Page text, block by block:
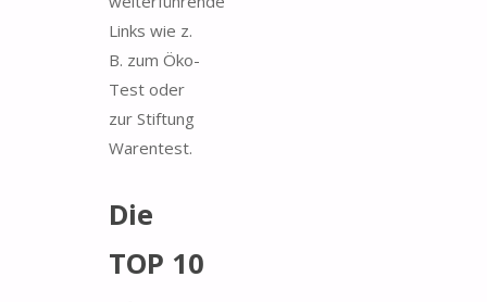
Links wie z.
B. zum Öko-
Test oder
zur Stiftung
Warentest.
Die
TOP 10